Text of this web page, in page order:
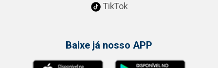
TikTok
Baixe já nosso APP